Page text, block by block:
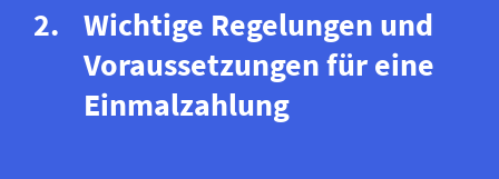
Wichtige Regelungen und
Voraussetzungen für eine
Einmalzahlung